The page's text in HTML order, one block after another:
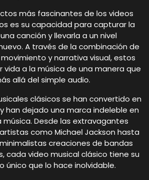
más fascinantes de los videos
es su capacidad para capturar la
canción y llevarla a un nivel
A través de la combinación de
y narrativa visual, estos
vida a la música de una manera que
allá del simple audio.
clásicos se han convertido en
han dejado una marca indeleble en
música. Desde las extravagantes
como Michael Jackson hasta
creaciones de bandas
cada video musical clásico tiene su
único que lo hace inolvidable.